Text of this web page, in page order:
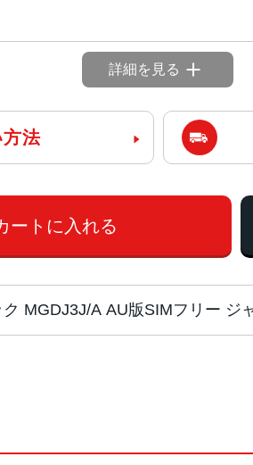
詳細を見る
方法
ートに入れる
MGDJ3J/A AU版SIMフリー ジ